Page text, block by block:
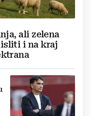
ali zelena
i na kraj